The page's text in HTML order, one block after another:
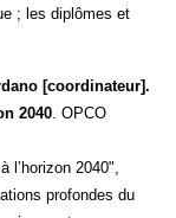
; les diplômes et
[coordinateur].
2040 . OPCO
l’horizon 2040",
profondes du